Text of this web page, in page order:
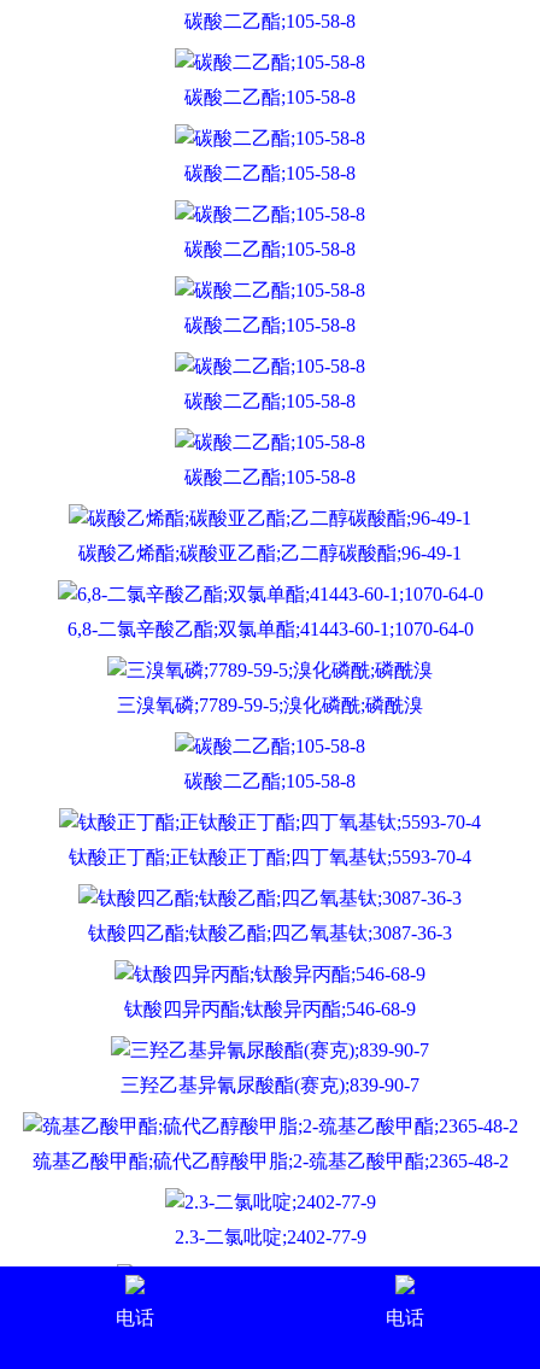
碳酸二乙酯;105-58-8
碳酸二乙酯;105-58-8
碳酸二乙酯;105-58-8
碳酸二乙酯;105-58-8
碳酸二乙酯;105-58-8
碳酸二乙酯;105-58-8
碳酸二乙酯;105-58-8
碳酸乙烯酯;碳酸亚乙酯;乙二醇碳酸酯;96-49-1
6,8-二氯辛酸乙酯;双氯单酯;41443-60-1;1070-64-0
三溴氧磷;7789-59-5;溴化磷酰;磷酰溴
碳酸二乙酯;105-58-8
钛酸正丁酯;正钛酸正丁酯;四丁氧基钛;5593-70-4
钛酸四乙酯;钛酸乙酯;四乙氧基钛;3087-36-3
钛酸四异丙酯;钛酸异丙酯;546-68-9
三羟乙基异氰尿酸酯(赛克);839-90-7
巯基乙酸甲酯;硫代乙醇酸甲脂;2-巯基乙酸甲酯;2365-48-2
2.3-二氯吡啶;2402-77-9
对硝基苄醇;4-硝基苯甲醇;619-73-8
电话 电话